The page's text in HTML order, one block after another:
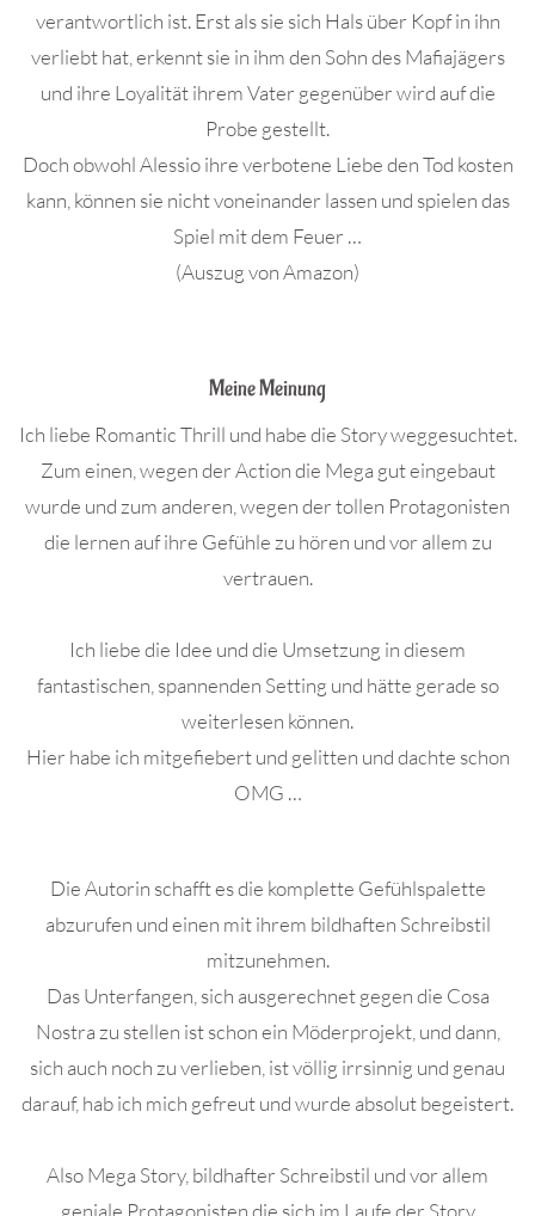
verantwortlich ist. Erst als sie sich Hals über Kopf in ihn
verliebt hat, erkennt sie in ihm den Sohn des Mafiajägers
und ihre Loyalität ihrem Vater gegenüber wird auf die
Probe gestellt.
Doch obwohl Alessio ihre verbotene Liebe den Tod kosten
kann, können sie nicht voneinander lassen und spielen das
Spiel mit dem Feuer …
(Auszug von Amazon)
Meine Meinung
Ich liebe Romantic Thrill und habe die Story weggesuchtet.
Zum einen, wegen der Action die Mega gut eingebaut
wurde und zum anderen, wegen der tollen Protagonisten
die lernen auf ihre Gefühle zu hören und vor allem zu
vertrauen.
Ich liebe die Idee und die Umsetzung in diesem
fantastischen, spannenden Setting und hätte gerade so
weiterlesen können.
Hier habe ich mitgefiebert und gelitten und dachte schon
OMG …
Die Autorin schafft es die komplette Gefühlspalette
abzurufen und einen mit ihrem bildhaften Schreibstil
mitzunehmen.
Das Unterfangen, sich ausgerechnet gegen die Cosa
Nostra zu stellen ist schon ein Möderprojekt, und dann,
sich auch noch zu verlieben, ist völlig irrsinnig und genau
darauf, hab ich mich gefreut und wurde absolut begeistert.
Also Mega Story, bildhafter Schreibstil und vor allem
geniale Protagonisten die sich im Laufe der Story